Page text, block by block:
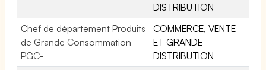
DISTRIBUTION
Chef de département Produits
de Grande Consommation -
PGC-
COMMERCE, VENTE
ET GRANDE
DISTRIBUTION